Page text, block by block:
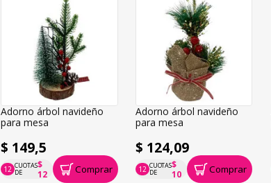
Adorno árbol navideño
para mesa
$ 149,5
12 CUOTAS
DE
$
12
P.T.F. $ 150 Comprar
Adorno árbol navideño
para mesa
$ 124,09
12 CUOTAS
DE
$
10
P.T.F. $ 124 Comprar